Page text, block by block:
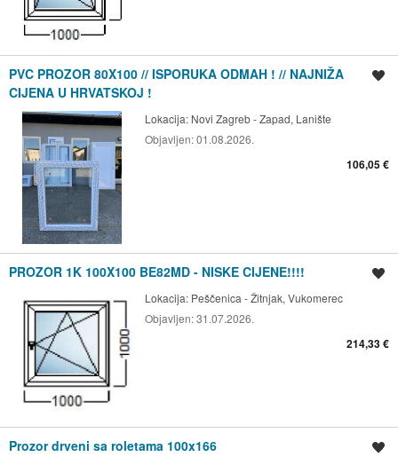
PVC PROZOR 80X100 // ISPORUKA ODMAH ! // NAJNIŽA
CIJENA U HRVATSKOJ !
Lokacija: Novi Zagreb - Zapad, Lanište
Objavljen:01.08.2026.
106,05 €
PROZOR 1K 100X100 BE82MD - NISKE CIJENE!!!!
Lokacija: Peščenica - Žitnjak, Vukomerec
Objavljen:31.07.2026.
214,33 €
Prozor drveni sa roletama 100x166